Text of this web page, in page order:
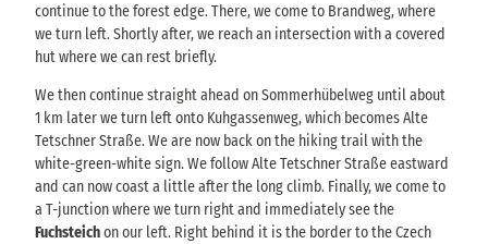
continue to the forest edge. There, we come to Brandweg, where
we turn left. Shortly after, we reach an intersection with a covered
hut where we can rest briefly.
We then continue straight ahead on Sommerhübelweg until about
1 km later we turn left onto Kuhgassenweg, which becomes Alte
Tetschner Straße. We are now back on the hiking trail with the
white-green-white sign. We follow Alte Tetschner Straße eastward
and can now coast a little after the long climb. Finally, we come to
a T-junction where we turn right and immediately see the
Fuchsteichon our left. Right behind it is the border to the Czech